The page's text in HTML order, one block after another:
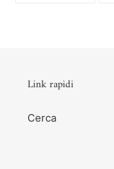
Link rapidi
Cerca